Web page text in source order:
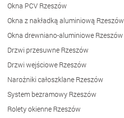
Okna PCV Rzeszów
Okna z nakładką aluminiową Rzeszów
Okna drewniano-aluminiowe Rzeszów
Drzwi przesuwne Rzeszów
Drzwi wejściowe Rzeszów
Narożniki całoszklane Rzeszów
System bezramowy Rzeszów
Rolety okienne Rzeszów